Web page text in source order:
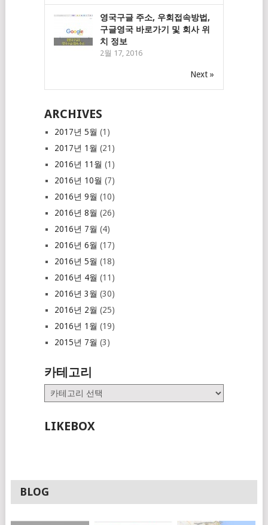
영국구글 주소, 우회접속방법,
구글영국 바로가기 및 회사 위
치 정보
2월 17, 2016
Next »
ARCHIVES
2017년 5월 (1)
2017년 1월 (21)
2016년 11월 (1)
2016년 10월 (7)
2016년 9월 (10)
2016년 8월 (26)
2016년 7월 (4)
2016년 6월 (17)
2016년 5월 (18)
2016년 4월 (11)
2016년 3월 (30)
2016년 2월 (25)
2016년 1월 (19)
2015년 7월 (3)
카테고리
카
테
리
LIKEBOX
BLOG